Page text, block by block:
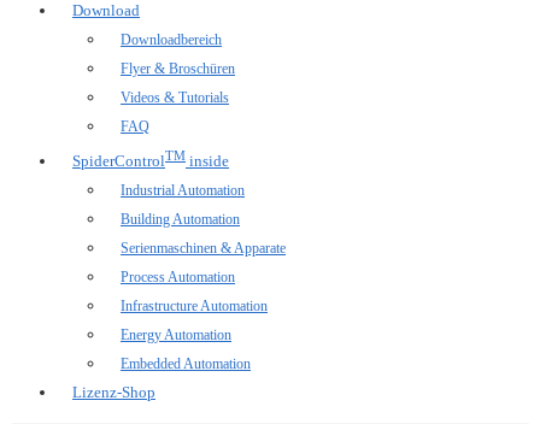
Download
Downloadbereich
Flyer & Broschüren
Videos & Tutorials
FAQ
SpiderControlTM inside
Industrial Automation
Building Automation
Serienmaschinen & Apparate
Process Automation
Infrastructure Automation
Energy Automation
Embedded Automation
Lizenz-Shop